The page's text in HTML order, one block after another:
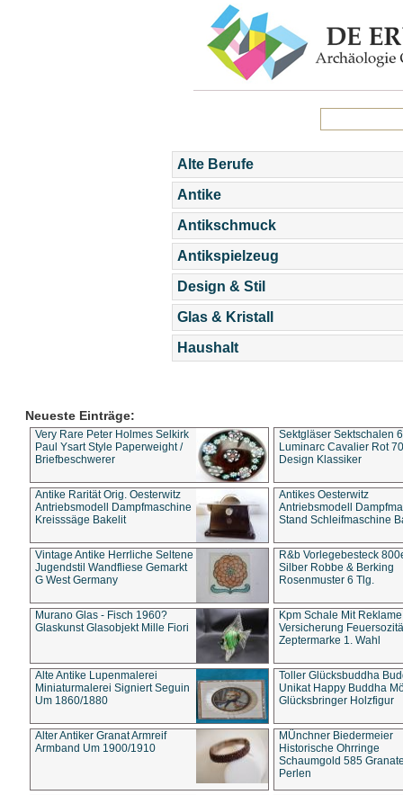
Alte Berufe
Antike
Antikschmuck
Antikspielzeug
Design & Stil
Glas & Kristall
Haushalt
Neueste Einträge:
Very Rare Peter Holmes Selkirk
Paul Ysart Style Paperweight /
Briefbeschwerer
Sektgläser Sektschalen
Luminarc Cavalier Rot
Design Klassiker
Antike Rarität Orig. Oesterwitz
Antriebsmodell Dampfmaschine
Kreisssäge Bakelit
Antikes Oesterwitz
Antriebsmodell
Stand Schleifmaschine
Vintage Antike Herrliche Seltene
Jugendstil Wandfliese Gemarkt
G West Germany
R&b Vorlegebesteck
Silber Robbe & Berking
Rosenmuster 6 Tlg.
Murano Glas - Fisch 1960?
Glaskunst Glasobjekt Mille Fiori
Kpm Schale Mit Reklame
Versicherung
Zeptermarke 1. Wahl
Alte Antike Lupenmalerei
Miniaturmalerei Signiert Seguin
Um 1860/1880
Toller Glücksbuddha
Unikat Happy Buddha
Glücksbringer Holzfigur
Alter Antiker Granat Armreif
Armband Um 1900/1910
MÜnchner Biedermeier
Historische Ohrringe
Schaumgold 585
Perlen